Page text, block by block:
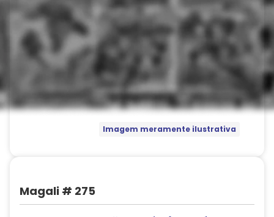
Imagem meramente ilustrativa
Magali # 275